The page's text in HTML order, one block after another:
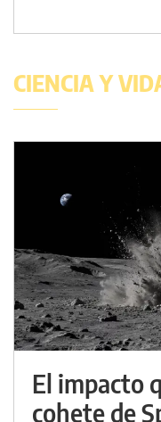
CIENCIA Y
El impacto
cohete de